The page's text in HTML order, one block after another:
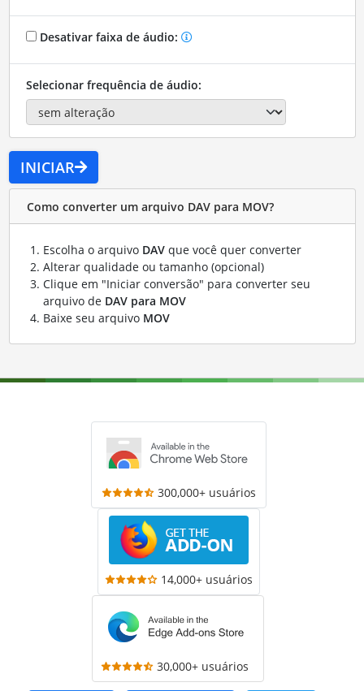
Desativar faixa de áudio:
Selecionar frequência de áudio:
INICIAR
Como converter um arquivo DAV para MOV?
Escolha o arquivo DAVque você quer converter
Alterar qualidade ou tamanho (opcional)
Clique em "Iniciar conversão" para converter seu
arquivo de DAV para MOV
Baixe seu arquivo MOV
300,000+ usuários
14,000+ usuários
30,000+ usuários